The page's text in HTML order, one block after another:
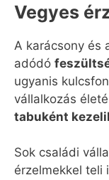
Vegyes
A karácsony és
adódó
ugyanis
vállalkozás
tabuként
Sok családi
érzelmekkel teli